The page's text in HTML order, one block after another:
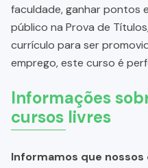
faculdade, ganhar pontos
público na Prova de
currículo para ser
emprego, este curso é
Informações
cursos livres
Informamos que